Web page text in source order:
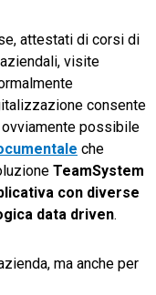
attestati di corsi di
visite
consente
ovviamente possibile
che
TeamSystem
con diverse
data driven.
ma anche per